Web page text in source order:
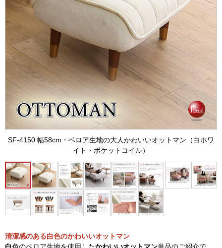
SF-4150 幅58cm・ベロア生地の大人かわいいオットマン（白ホワ
イト・ポケットコイル）
清潔感のある白色のかわいいオットマン
白色のベロア生地を使用したかわいいオットマン単品のご紹介で